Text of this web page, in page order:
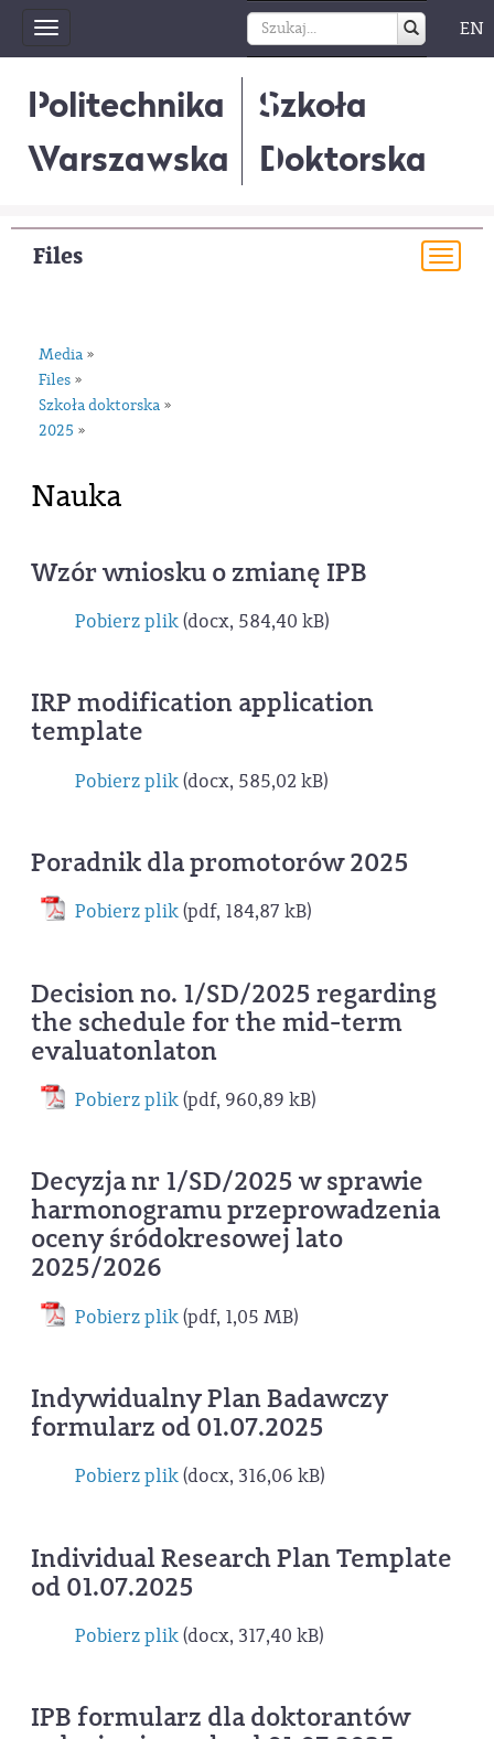
Toggle
navigation
EN
Politechnika
Warszawska
Szkoła
Doktorska
Files
Media »
Files »
Szkoła doktorska »
2025 »
Nauka
Wzór wniosku o zmianę IPB
Pobierz plik(docx, 584,40 kB)
IRP modification application
template
Pobierz plik(docx, 585,02 kB)
Poradnik dla promotorów 2025
Pobierz plik(pdf, 184,87 kB)
Decision no. 1/SD/2025 regarding
the schedule for the mid-term
evaluatonlaton
Pobierz plik(pdf, 960,89 kB)
Decyzja nr 1/SD/2025 w sprawie
harmonogramu przeprowadzenia
oceny śródokresowej lato
2025/2026
Pobierz plik(pdf, 1,05 MB)
Indywidualny Plan Badawczy
formularz od 01.07.2025
Pobierz plik(docx, 316,06 kB)
Individual Research Plan Template
od 01.07.2025
Pobierz plik(docx, 317,40 kB)
IPB formularz dla doktorantów